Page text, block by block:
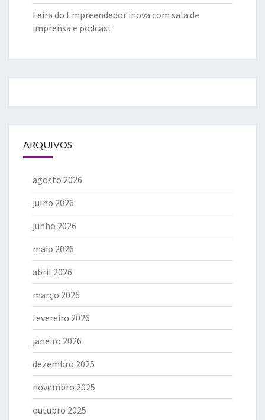
Feira do Empreendedor inova com sala de
imprensa e podcast
ARQUIVOS
agosto 2026
julho 2026
junho 2026
maio 2026
abril 2026
março 2026
fevereiro 2026
janeiro 2026
dezembro 2025
novembro 2025
outubro 2025